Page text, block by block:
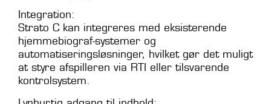
Integration:
Strato C kan integreres med eksisterende
hjemmebiograf-systemer og
automatiseringsløsninger, hvilket gør det muligt
at styre afspilleren via RTI eller tilsvarende
kontrolsystem.